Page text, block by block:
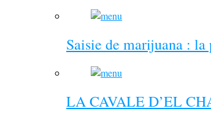
Saisie de marijuana :
LA CAVALE D’EL